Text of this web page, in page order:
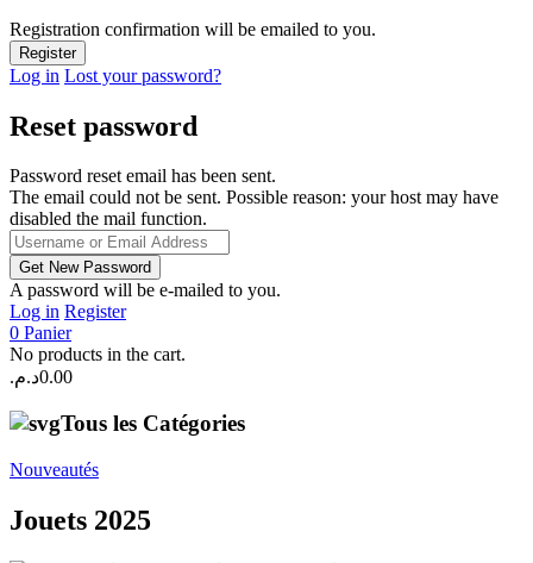
Registration confirmation will be emailed to you.
Log in Lost your password?
Reset password
Password reset email has been sent.
The email could not be sent. Possible reason: your host may have
disabled the mail function.
A password will be e-mailed to you.
Log in Register
0 Panier
No products in the cart.
0.00د.م.
Tous les Catégories
Nouveautés
Jouets 2025